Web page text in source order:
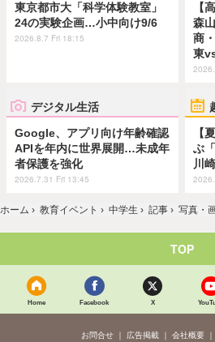
東京都市大「科学体験教室」
24の実験企画…小中向け9/6
2026.8.7 Fri 18:15
【
森
商
東
デジタル生活
Google、アプリ向け年齢確認
APIを年内に世界展開…未成年
者保護を強化
2026.7.31 Fri 13:45
【
ぶ
川
ホーム › 教育イベント › 中学生 › 記事 › 写真・
TOP
Home Facebook X
お問合せ 広告掲載 会社概要